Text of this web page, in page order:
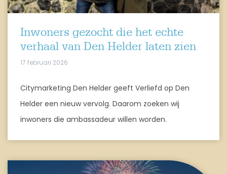
Inwoners gezocht die het echte
verhaal van Den Helder laten zien
17 februari 2026
Citymarketing Den Helder geeft Verliefd op Den
Helder een nieuw vervolg. Daarom zoeken wij
inwoners die ambassadeur willen worden.